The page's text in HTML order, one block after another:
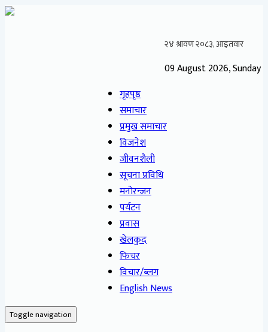
09 August 2026, Sunday
गृहपृष्ठ
समाचार
प्रमुख समाचार
विजनेश
जीवनशैली
सूचना प्रविधि
मनोरन्जन
पर्यटन
प्रवास
खेलकुद
फिचर
विचार/ब्लग
English News
Toggle navigation